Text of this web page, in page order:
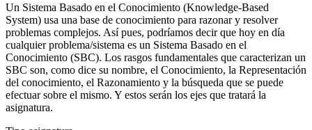
Un Sistema Basado en el Conocimiento (Knowledge-Based
System) usa una base de conocimiento para razonar y resolver
problemas complejos. Así pues, podríamos decir que hoy en día
cualquier problema/sistema es un Sistema Basado en el
Conocimiento (SBC). Los rasgos fundamentales que caracterizan un
SBC son, como dice su nombre, el Conocimiento, la Representación
del conocimiento, el Razonamiento y la búsqueda que se puede
efectuar sobre el mismo. Y estos serán los ejes que tratará la
asignatura.